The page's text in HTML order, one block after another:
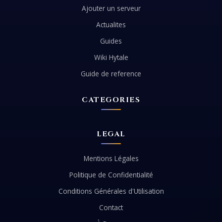
Ajouter un serveur
Actualites
Guides
Wiki Hytale
Guide de reference
CATEGORIES
LEGAL
Mentions Légales
Politique de Confidentialité
Conditions Générales d'Utilisation
Contact